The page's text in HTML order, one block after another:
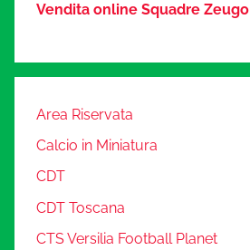
Vendita online Squadre Zeugo
Area Riservata
Calcio in Miniatura
CDT
CDT Toscana
CTS Versilia Football Planet